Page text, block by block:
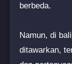
berbeda.
Namun, di
ditawarkan,